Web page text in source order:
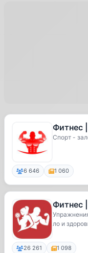
Фитнес
Спорт -
6 646 1 060
Фитнес
ло и
26 261 1 098